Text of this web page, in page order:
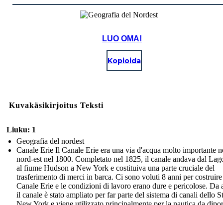
LUO OMA!
Kopioida
Kuvakäsikirjoitus Teksti
Liuku: 1
Geografia del nordest
Canale Erie Il Canale Erie era una via d'acqua molto importante
nord-est nel 1800. Completato nel 1825, il canale andava dal
al fiume Hudson a New York e costituiva una parte cruciale del
trasferimento di merci in barca. Ci sono voluti 8 anni per
Canale Erie e le condizioni di lavoro erano dure e pericolose. Da
il canale è stato ampliato per far parte del sistema di canali dello